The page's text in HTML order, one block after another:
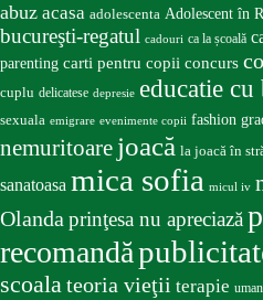
abuz acasa adolescenta Adolescent în
bucureşti-regatul cadouri ca la școală
parenting carti pentru copii concurs
cuplu delicatese depresie educatie cu
sexuala emigrare evenimente copii fashion
nemuritoare joacă la joacă în
sanatoasa mica sofia micul iv
Olandaprinţesa nu apreciază
recomandă
scoalateoria vieţii terapie